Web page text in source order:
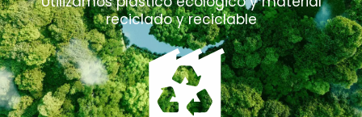
reciclado y reciclable